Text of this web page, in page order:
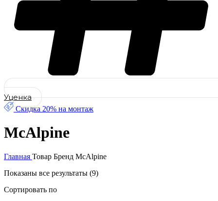
Уценка
Скидка 20% на монтаж
McAlpine
Главная Товар Бренд McAlpine
Показаны все результаты (9)
Сортировать по